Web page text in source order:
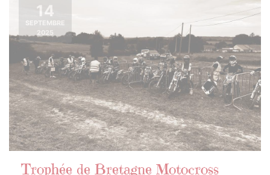
14
SEPTEMBRE
2025
Trophée de Bretagne Motocross